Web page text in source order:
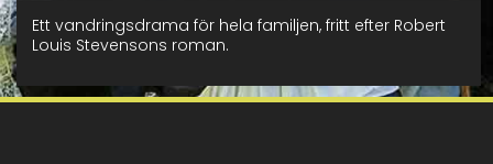
Ett vandringsdrama för hela familjen, fritt efter Robert
Louis Stevensons roman.